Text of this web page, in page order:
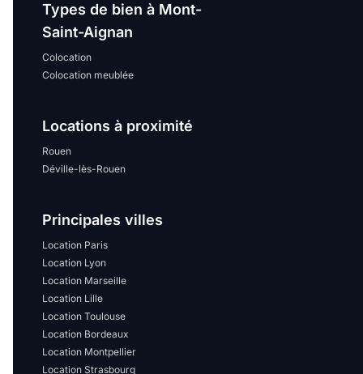
Types de bien à Mont-
Saint-Aignan
Colocation
Colocation meublée
Locations à proximité
Rouen
Déville-lès-Rouen
Principales villes
Location Paris
Location Lyon
Location Marseille
Location Lille
Location Toulouse
Location Bordeaux
Location Montpellier
Location Strasbourg